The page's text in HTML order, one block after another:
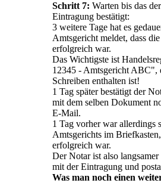
Schritt 7: Warten bis das
Eintragung bestätigt:
3 weitere Tage hat es
Amtsgericht meldet, dass
erfolgreich war.
Das Wichtigste ist
12345 - Amtsgericht ABC",
Schreiben enthalten ist!
1 Tag später bestätigt der
mit dem selben Dokument
E-Mail.
1 Tag vorher war allerdings
Amtsgerichts im
erfolgreich war.
Der Notar ist also
mit der Eintragung und
Was man noch einen